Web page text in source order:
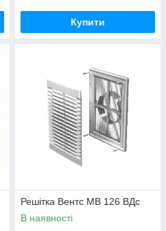
Купити
Решітка Вентс МВ 126 ВДс
В наявності